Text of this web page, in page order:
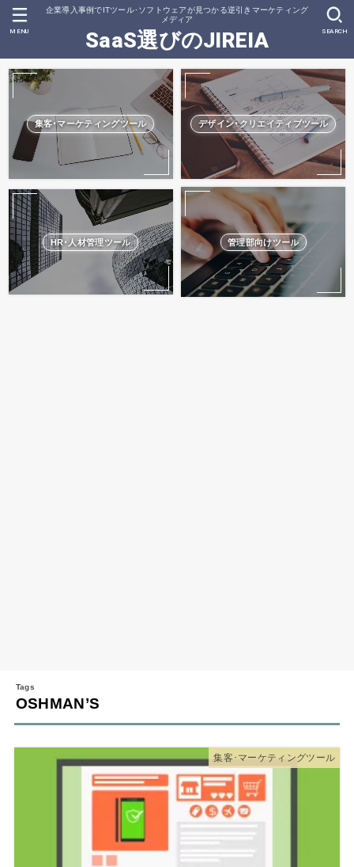
企業導入事例でITツール･ソフトウェアが見つかる逆引きマーケティング
メディア
SaaS選びのJIREIA SEARCH
MENU
集客･マーケティングツール デザイン･クリエイティブツール
HR･人材管理ツール 管理部向けツール
OSHMAN’S
集客･マーケティングツール